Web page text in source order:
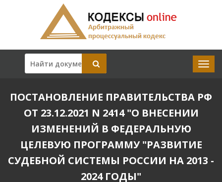
ПОСТАНОВЛЕНИЕ ПРАВИТЕЛЬСТВА РФ
ОТ 23.12.2021 N 2414 "О ВНЕСЕНИИ
ИЗМЕНЕНИЙ В ФЕДЕРАЛЬНУЮ
ЦЕЛЕВУЮ ПРОГРАММУ "РАЗВИТИЕ
СУДЕБНОЙ СИСТЕМЫ РОССИИ НА 2013 -
2024 ГОДЫ"